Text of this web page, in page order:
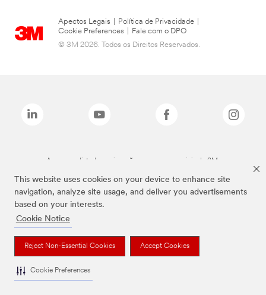
This website uses cookies on your device to enhance site
navigation, analyze site usage, and deliver you advertisements
based on your interests.
Cookie Notice
Reject Non-Essential Cookies Accept Cookies
Cookie Preferences
Apectos Legais Política de Privacidade
Cookie Preferences
Fale com o DPO
© 3M 2026. Todos os Direitos Reservados.
As marcas listadas a cima são marcas comerciais da 3M.